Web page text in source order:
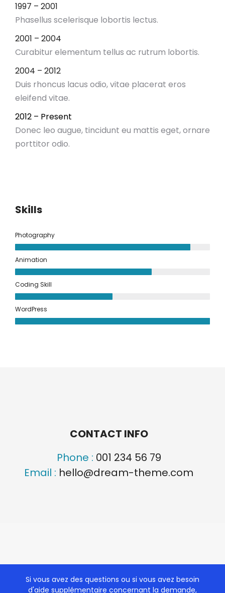
1997 – 2001
Phasellus scelerisque lobortis lectus.
2001 – 2004
Curabitur elementum tellus ac rutrum lobortis.
2004 – 2012
Duis rhoncus lacus odio, vitae placerat eros
eleifend vitae.
2012 – Present
Donec leo augue, tincidunt eu mattis eget, ornare
porttitor odio.
Skills
Photography
Animation
Coding Skill
WordPress
CONTACT INFO
Phone : 001 234 56 79
Email : hello@dream-theme.com
Si vous avez des questions ou si vous avez besoin
d'aide supplémentaire concernant la demande,